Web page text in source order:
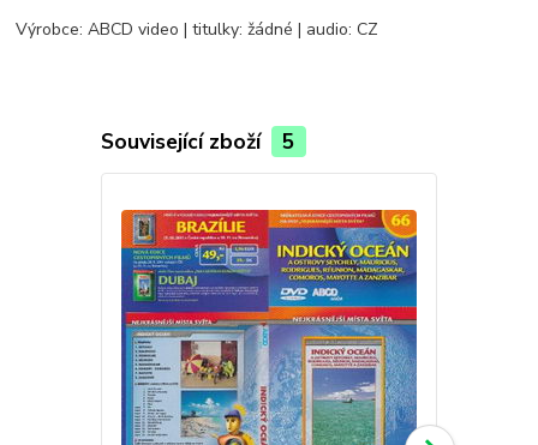
Výrobce: ABCD video | titulky: žádné | audio: CZ
Související zboží 5